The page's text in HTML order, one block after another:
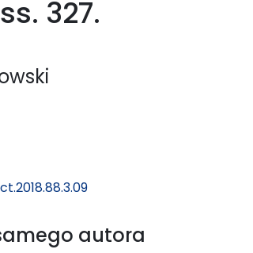
327.
autora